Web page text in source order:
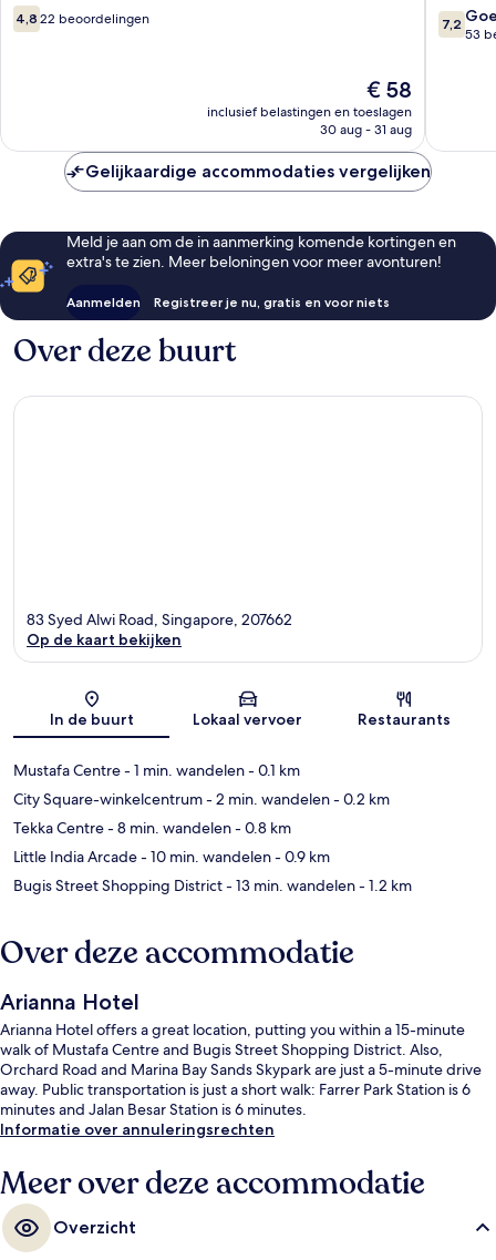
4.8
van
4,8 22 beoordelingen
De
prijs
€ 58
inclusief belastingen en toeslagen
30 aug - 31 aug
Rochor
7.2
van
7,2
53
Gelijkaardige accommodaties vergelijken
Meld je aan om de in aanmerking komende kortingen en
extra's te zien. Meer beloningen voor meer avonturen!
Aanmelden Registreer je nu, gratis en voor niets
Over deze buurt
Kaart
83 Syed Alwi Road, Singapore, 207662
Op de kaart bekijken
In de buurt Lokaal vervoer Restaurants
Mustafa Centre- 1 min. wandelen- 0.1 km
City Square-winkelcentrum- 2 min. wandelen- 0.2 km
Tekka Centre- 8 min. wandelen- 0.8 km
Little India Arcade- 10 min. wandelen- 0.9 km
Bugis Street Shopping District- 13 min. wandelen- 1.2 km
Over deze accommodatie
Arianna Hotel
Arianna Hotel offers a great location, putting you within a 15-minute
walk of Mustafa Centre and Bugis Street Shopping District. Also,
Orchard Road and Marina Bay Sands Skypark are just a 5-minute drive
away. Public transportation is just a short walk: Farrer Park Station is 6
minutes and Jalan Besar Station is 6 minutes.
Informatie over annuleringsrechten
Meer over deze accommodatie
Overzicht